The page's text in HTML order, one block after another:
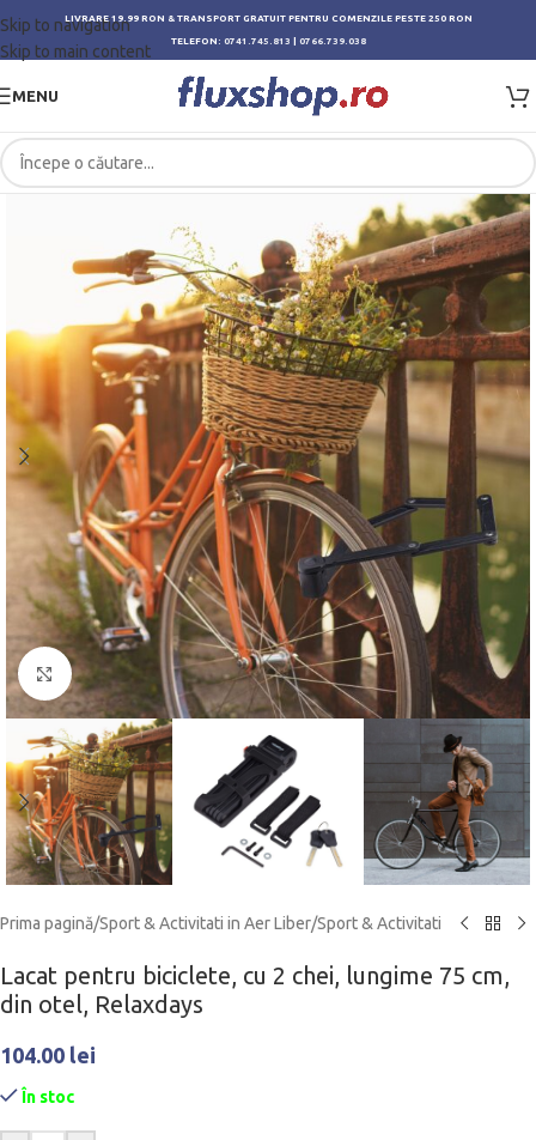
Skip to navigation
Skip to main content
LIVRARE 19.99 RON & TRANSPORT GRATUIT PENTRU COMENZILE PESTE 250 RON
TELEFON: 0741.745.813 0766.739.038
MENU
Click to enlarge
Prima pagină/Sport & Activitati in Aer Liber/Sport & Activitati
Lacat pentru biciclete, cu 2 chei, lungime 75 cm,
din otel, Relaxdays
104.00 lei
În stoc